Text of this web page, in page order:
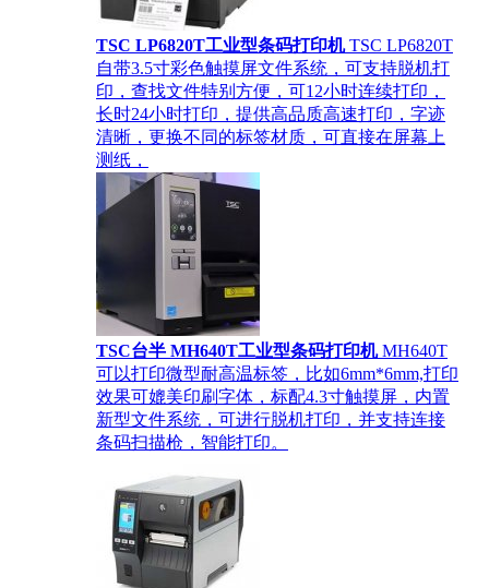
TSC LP6820T工业型条码打印机 TSC LP6820T
自带3.5寸彩色触摸屏文件系统，可支持脱机打
印，查找文件特别方便，可12小时连续打印，
长时24小时打印，提供高品质高速打印，字迹
清晰，更换不同的标签材质，可直接在屏幕上
测纸，
TSC台半 MH640T工业型条码打印机 MH640T
可以打印微型耐高温标签，比如6mm*6mm,打印
效果可媲美印刷字体，标配4.3寸触摸屏，内置
新型文件系统，可进行脱机打印，并支持连接
条码扫描枪，智能打印。